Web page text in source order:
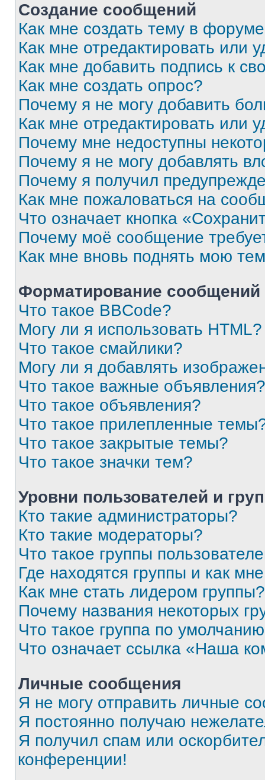
Создание сообщений
Как мне создать тему в
Как мне отредактировать или
Как мне добавить подпись к
Как мне создать опрос?
Почему я не могу добавить
Как мне отредактировать или
Почему мне недоступны
Почему я не могу добавлять
Почему я получил
Как мне пожаловаться на
Что означает кнопка
Почему моё сообщение
Как мне вновь поднять мою
Форматирование
Что такое BBCode?
Могу ли я использовать HTML?
Что такое смайлики?
Могу ли я добавлять
Что такое важные объявления?
Что такое объявления?
Что такое прилепленные
Что такое закрытые темы?
Что такое значки тем?
Уровни пользователей и
Кто такие администраторы?
Кто такие модераторы?
Что такое группы
Где находятся группы и как
Как мне стать лидером группы?
Почему названия некоторых
Что такое группа по
Что означает ссылка «Наша
Личные сообщения
Я не могу отправить личные
Я постоянно получаю
Я получил спам или
конференции!